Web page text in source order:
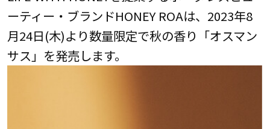
ーティー・ブランドHONEY ROAは、2023年8
月24日(木)より数量限定で秋の香り「オスマン
サス」を発売します。